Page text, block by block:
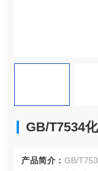
GB/T7534
产品简介： GB/